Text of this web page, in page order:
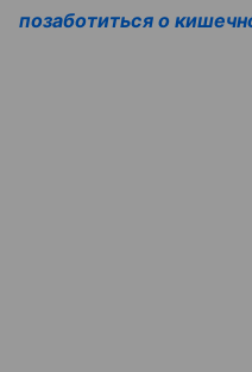
позаботиться о